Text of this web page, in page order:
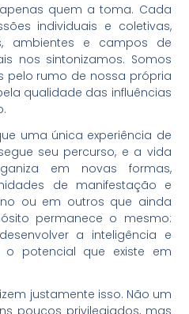
quem a toma. Cada
individuais e coletivas,
ambientes e campos de
nos sintonizamos. Somos
pelo rumo de nossa própria
qualidade das influências
uma única experiência de
seu percurso, e a vida
em novas formas,
de manifestação e
ou em outros que ainda
permanece o mesmo:
a inteligência e
o potencial que existe em
justamente isso. Não um
poucos privilegiados, mas